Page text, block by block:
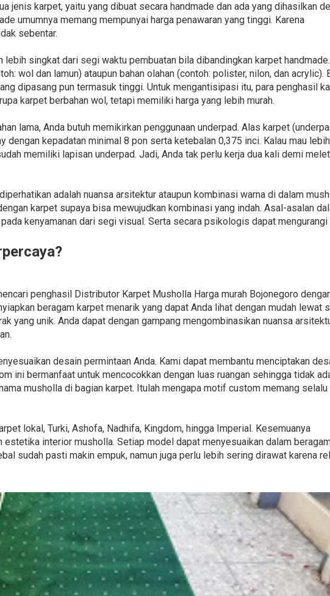
jenis karpet, yaitu yang dibuat secara handmade dan ada yang dihasilkan
umumnya memang mempunyai harga penawaran yang tinggi. Karena
sebentar.
singkat dari segi waktu pembuatan bila dibandingkan karpet handmade.
wol dan lamun) ataupun bahan olahan (contoh: polister, nilon, dan acrylic).
dipasang pun termasuk tinggi. Untuk mengantisipasi itu, para penghasil
karpet berbahan wol, tetapi memiliki harga yang lebih murah.
lama, Anda butuh memikirkan penggunaan underpad. Alas karpet
dengan kepadatan minimal 8 pon serta ketebalan 0,375 inci. Kalau mau lebih
memiliki lapisan underpad. Jadi, Anda tak perlu kerja dua kali demi
adalah nuansa arsitektur ataupun kombinasi warna di dalam
karpet supaya bisa mewujudkan kombinasi yang indah. Asal-asalan
kenyamanan dari segi visual. Serta secara psikologis dapat mengurangi
penghasil Distributor Karpet Musholla Harga murah Bojonegoro
beragam karpet menarik yang dapat Anda lihat dengan mudah lewat
yang unik. Anda dapat dengan gampang mengombinasikan nuansa
desain permintaan Anda. Kami dapat membantu menciptakan
ini bermanfaat untuk mencocokkan dengan luas ruangan sehingga tidak
musholla di bagian karpet. Itulah mengapa motif custom memang selalu
lokal, Turki, Ashofa, Nadhifa, Kingdom, hingga Imperial. Kesemuanya
interior musholla. Setiap model dapat menyesuaikan dalam
sudah pasti makin empuk, namun juga perlu lebih sering dirawat karena